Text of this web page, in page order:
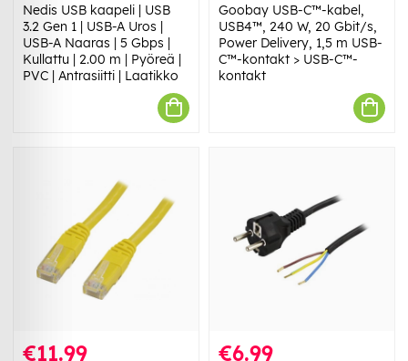
Nedis USB kaapeli | USB
3.2 Gen 1 | USB-A Uros |
USB-A Naaras | 5 Gbps |
Kullattu | 2.00 m | Pyöreä |
PVC | Antrasiitti | Laatikko
Goobay USB-C™-kabel,
USB4™, 240 W, 20 Gbit/s,
Power Delivery, 1,5 m USB-
C™-kontakt > USB-C™-
kontakt
€11.99 €6.99